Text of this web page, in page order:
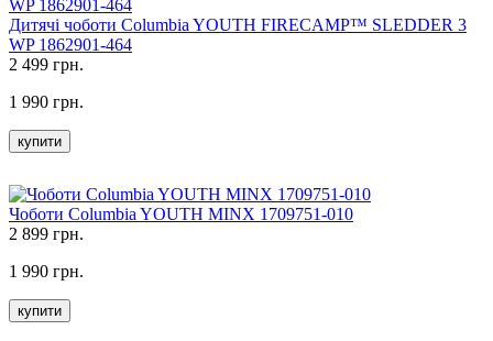
Дитячі чоботи Columbia YOUTH FIRECAMP™ SLEDDER 3
WP 1862901-464
2 499 грн.
1 990 грн.
купити
Чоботи Columbia YOUTH MINX 1709751-010
2 899 грн.
1 990 грн.
купити